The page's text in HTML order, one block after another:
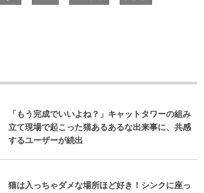
「もう完成でいいよね？」キャットタワーの組み
立て現場で起こった猫あるあるな出来事に、共感
するユーザーが続出
猫は入っちゃダメな場所ほど好き！シンクに座っ